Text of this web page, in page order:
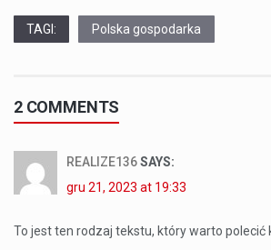
TAGI: Polska gospodarka
2 COMMENTS
REALIZE136SAYS:
gru 21, 2023 at 19:33
To jest ten rodzaj tekstu, który warto polecić